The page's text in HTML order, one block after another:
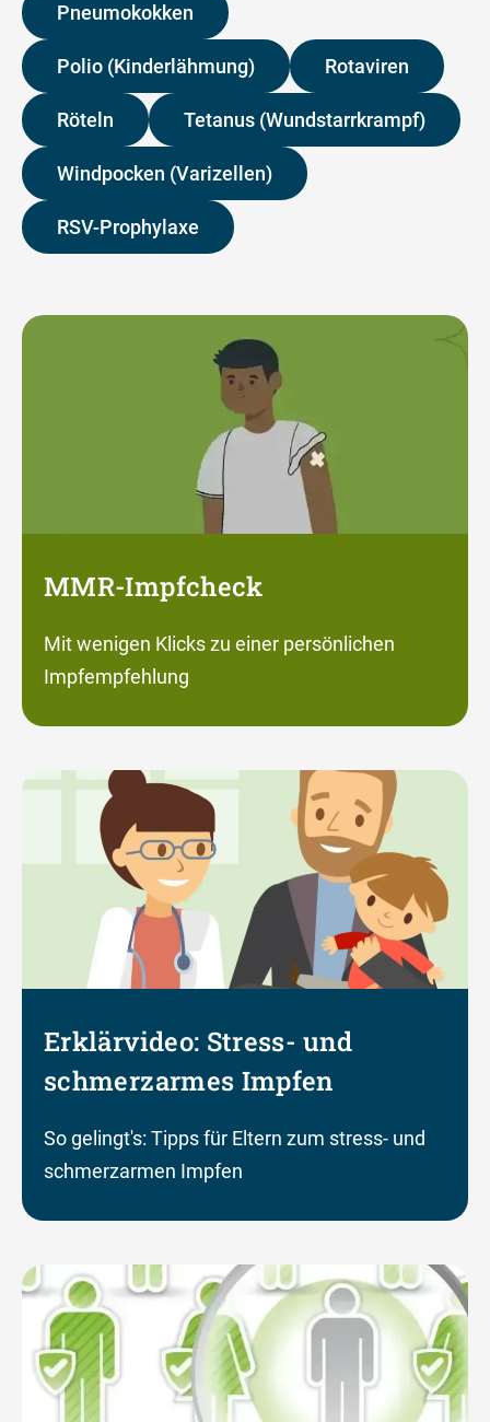
Pneumokokken
Polio (Kinderlähmung) Rotaviren
Röteln Tetanus (Wundstarrkrampf)
Windpocken (Varizellen)
RSV-Prophylaxe
MMR-Impfcheck
Mit wenigen Klicks zu einer persönlichen
Impfempfehlung
Erklärvideo: Stress- und
schmerzarmes Impfen
So gelingt's: Tipps für Eltern zum stress- und
schmerzarmen Impfen